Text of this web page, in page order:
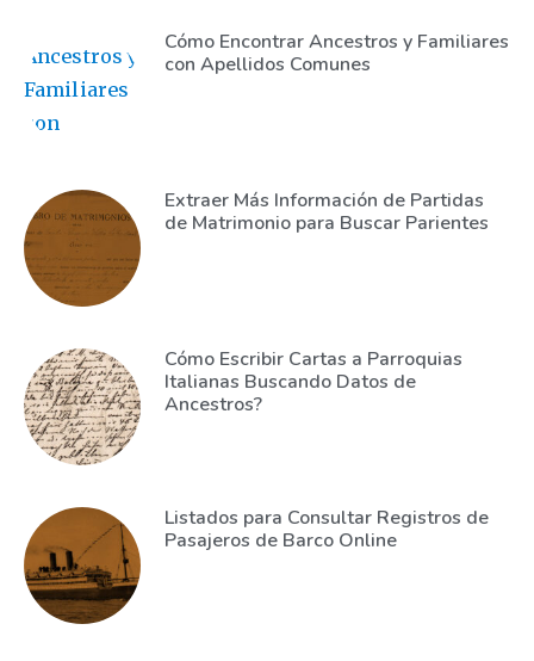
Cómo Encontrar Ancestros y Familiares
con Apellidos Comunes
Extraer Más Información de Partidas
de Matrimonio para Buscar Parientes
Cómo Escribir Cartas a Parroquias
Italianas Buscando Datos de
Ancestros?
Listados para Consultar Registros de
Pasajeros de Barco Online